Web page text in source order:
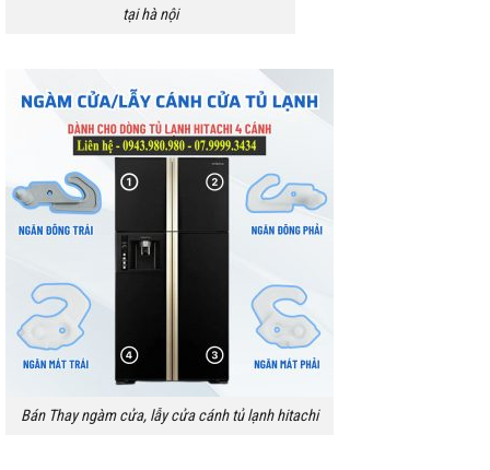
tại hà nội
Bán Thay ngàm cửa, lẫy cửa cánh tủ lạnh hitachi